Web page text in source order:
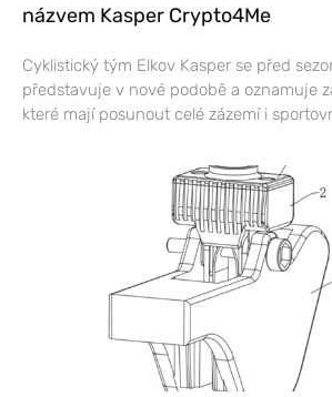
názvem Kasper Crypto4Me
Cyklistický tým Elkov Kasper se před
představuje v nové podobě a oznamuje
které mají posunout celé zázemí i